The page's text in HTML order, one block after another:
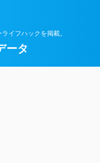
イフハックを掲載。
ータ